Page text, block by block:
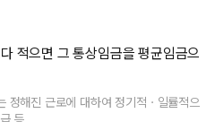
적으면 그 통상임금을 평균임금으
정해진 근로에 대하여 정기적ㆍ일률적으